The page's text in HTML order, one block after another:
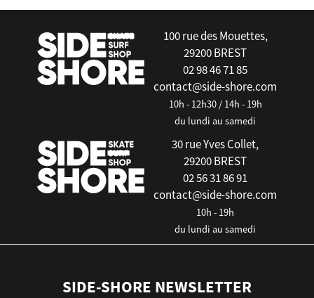
100 rue des Mouettes,
29200 BREST
02 98 46 71 85
contact@side-shore.com
10h - 12h30 / 14h - 19h
du lundi au samedi
30 rue Yves Collet,
29200 BREST
02 56 31 86 91
contact@side-shore.com
10h - 19h
du lundi au samedi
SIDE-SHORE NEWSLETTER